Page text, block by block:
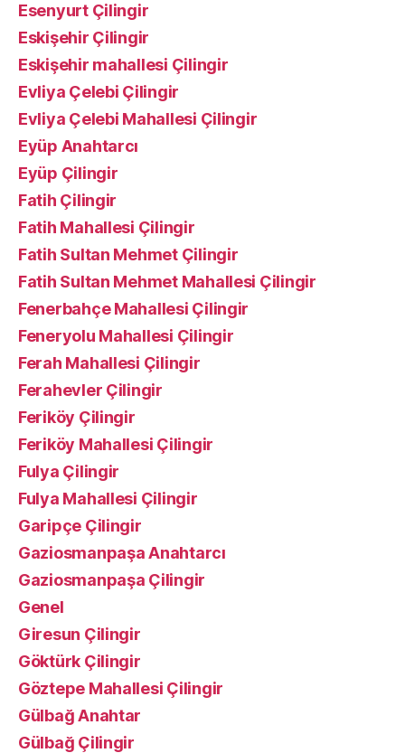
Esenyurt Çilingir
Eskişehir Çilingir
Eskişehir mahallesi Çilingir
Evliya Çelebi Çilingir
Evliya Çelebi Mahallesi Çilingir
Eyüp Anahtarcı
Eyüp Çilingir
Fatih Çilingir
Fatih Mahallesi Çilingir
Fatih Sultan Mehmet Çilingir
Fatih Sultan Mehmet Mahallesi Çilingir
Fenerbahçe Mahallesi Çilingir
Feneryolu Mahallesi Çilingir
Ferah Mahallesi Çilingir
Ferahevler Çilingir
Feriköy Çilingir
Feriköy Mahallesi Çilingir
Fulya Çilingir
Fulya Mahallesi Çilingir
Garipçe Çilingir
Gaziosmanpaşa Anahtarcı
Gaziosmanpaşa Çilingir
Genel
Giresun Çilingir
Göktürk Çilingir
Göztepe Mahallesi Çilingir
Gülbağ Anahtar
Gülbağ Çilingir